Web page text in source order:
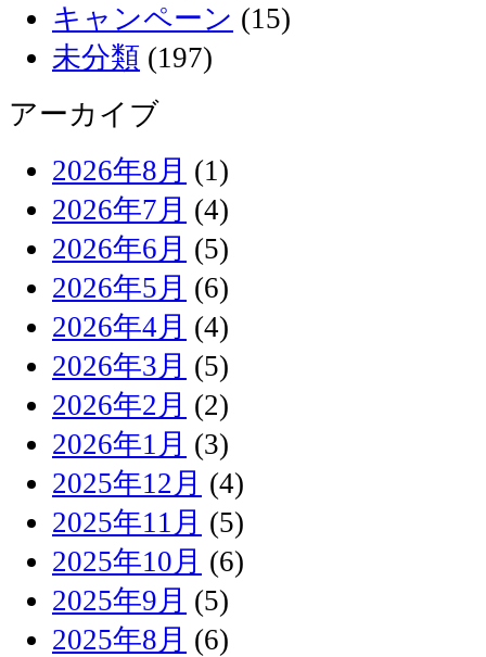
キャンペーン (15)
未分類 (197)
アーカイブ
2026年8月 (1)
2026年7月 (4)
2026年6月 (5)
2026年5月 (6)
2026年4月 (4)
2026年3月 (5)
2026年2月 (2)
2026年1月 (3)
2025年12月 (4)
2025年11月 (5)
2025年10月 (6)
2025年9月 (5)
2025年8月 (6)